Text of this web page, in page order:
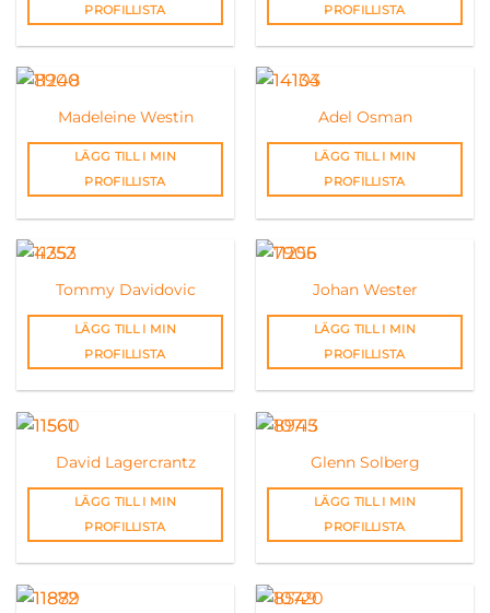
PROFILLISTA
PROFILLISTA
Madeleine Westin
LÄGG TILL I MIN
PROFILLISTA
Adel Osman
LÄGG TILL I MIN
PROFILLISTA
Tommy Davidovic
LÄGG TILL I MIN
PROFILLISTA
Johan Wester
LÄGG TILL I MIN
PROFILLISTA
David Lagercrantz
LÄGG TILL I MIN
PROFILLISTA
Glenn Solberg
LÄGG TILL I MIN
PROFILLISTA